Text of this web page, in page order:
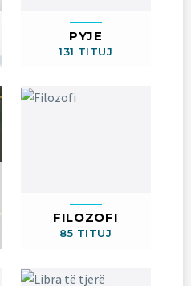
PYJE
131 TITUJ
FILOZOFI
85 TITUJ